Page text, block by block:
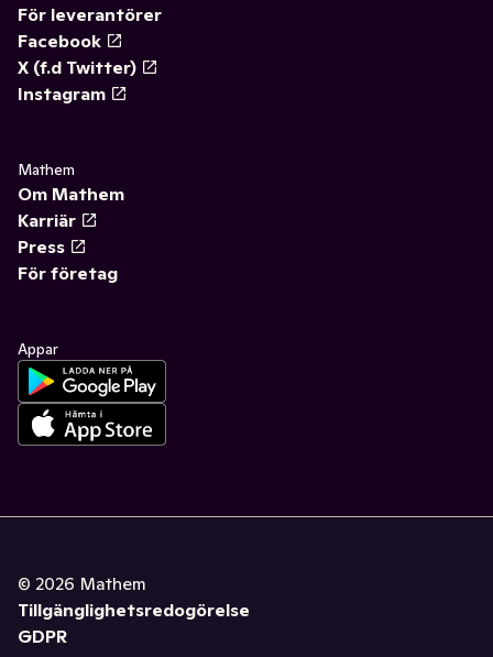
För leverantörer
Facebook
X (f.d Twitter)
Instagram
Mathem
Om Mathem
Karriär
Press
För företag
Appar
© 2026 Mathem
Tillgänglighetsredogörelse
GDPR